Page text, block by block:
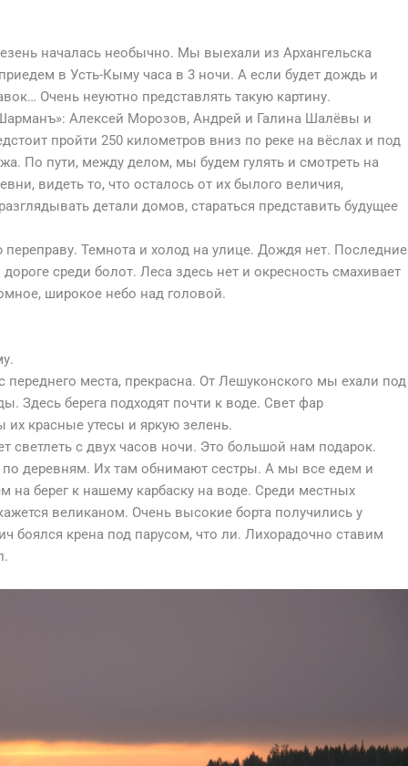
началась необычно. Мы выехали из Архангельска
в Усть-Кыму часа в 3 ночи. А если будет дождь и
Очень неуютно представлять такую картину.
Алексей Морозов, Андрей и Галина Шалёвы и
пройти 250 километров вниз по реке на вёслах и под
По пути, между делом, мы будем гулять и смотреть на
видеть то, что осталось от их былого величия,
детали домов, стараться представить будущее
переправу. Темнота и холод на улице. Дождя нет. Последние
среди болот. Леса здесь нет и окресность смахивает
широкое небо над головой.
переднего места, прекрасна. От Лешуконского мы ехали под
Здесь берега подходят почти к воде. Свет фар
красные утесы и яркую зелень.
светлеть с двух часов ночи. Это большой нам подарок.
деревням. Их там обнимают сестры. А мы все едем и
на берег к нашему карбаску на воде. Среди местных
великаном. Очень высокие борта получились у
боялся крена под парусом, что ли. Лихорадочно ставим